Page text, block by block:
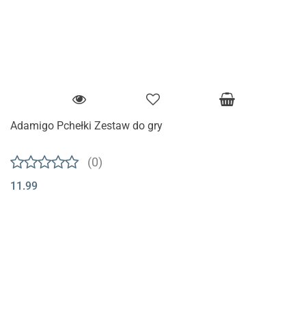
Adamigo Pchełki Zestaw do gry
(0)
11.99